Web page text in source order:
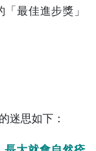
最佳進步獎」
迷思如下：